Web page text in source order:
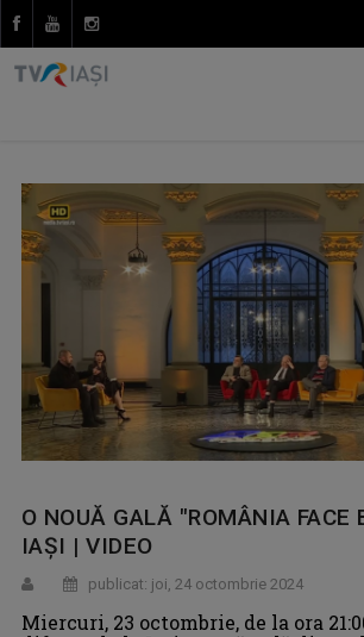
O NOUĂ GALĂ "ROMÂNIA FACE
IAȘI | VIDEO
publicat: joi, 24 octombrie 2024
Miercuri, 23 octombrie, de la ora